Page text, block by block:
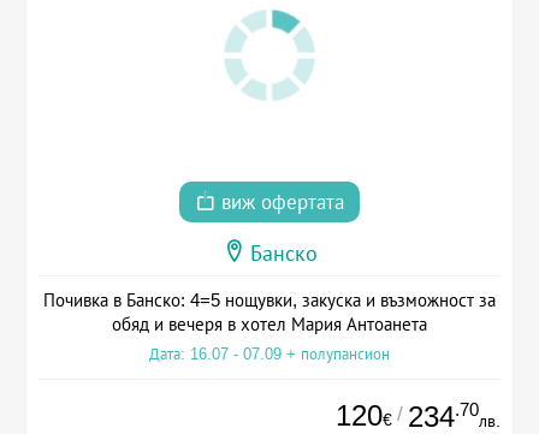
виж офертата
Банско
Почивка в Банско: 4=5 нощувки, закуска и възможност за
обяд и вечеря в хотел Мария Антоанета
Дата: 16.07 - 07.09 + полупансион
120€ / 234.70
лв.